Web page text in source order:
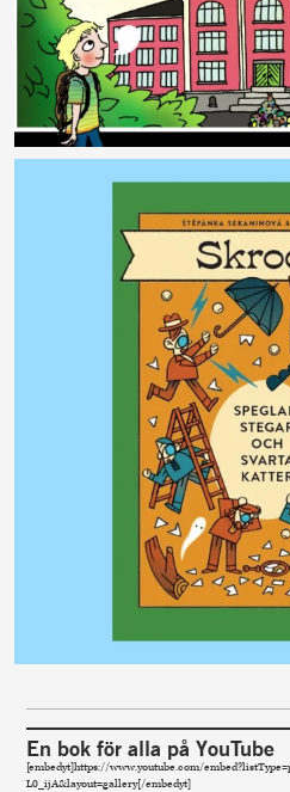
En bok för alla på YouTube
[embedyt]https://www.youtube.com/
L0_ijA&layout=gallery[/embedyt]